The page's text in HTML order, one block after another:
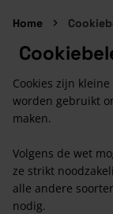
Home
Cookies zijn
worden gebruikt
maken.
Volgens de wet
ze strikt
alle andere
nodig.